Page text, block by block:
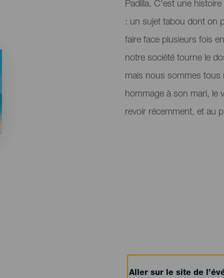
Padilla. C'est une
: un sujet tabou dont on
faire face plusieurs fois
notre société tourne le
mais nous sommes tous
hommage à son mari, le
revoir récemment, et au
Aller sur le site de